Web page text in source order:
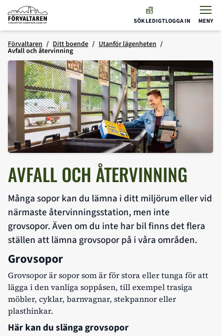
Hoppa till innehåll
Förvaltaren
SÖK LEDIGTLOGGA IN MENY
Förvaltaren Ditt boende Utanför lägenheten
Avfall och återvinning
AVFALL OCH ÅTERVINNING
Många sopor kan du lämna i ditt miljörum eller vid
närmaste återvinningsstation, men inte
grovsopor. Även om du inte har bil finns det flera
ställen att lämna grovsopor på i våra områden.
Grovsopor
Grovsopor är sopor som är för stora eller tunga för att
lägga i den vanliga soppåsen, till exempel trasiga
möbler, cyklar, barnvagnar, stekpannor eller
plasthinkar.
Här kan du slänga grovsopor